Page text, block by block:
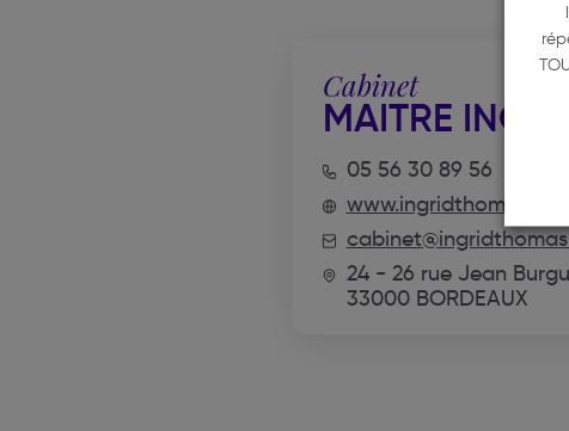
Cabinet
MAITRE
05 56 30 89 56
www.ingridthomas-
24 - 26 rue Jean
33000 BORDEAUX